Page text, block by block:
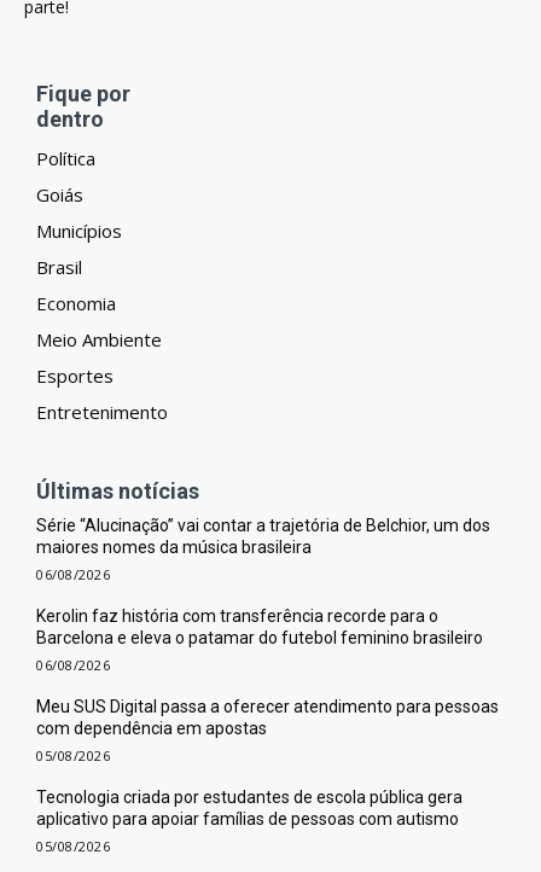
parte!
Fique por
dentro
Política
Goiás
Municípios
Brasil
Economia
Meio Ambiente
Esportes
Entretenimento
Últimas notícias
Série “Alucinação” vai contar a trajetória de Belchior, um dos
maiores nomes da música brasileira
06/08/2026
Kerolin faz história com transferência recorde para o
Barcelona e eleva o patamar do futebol feminino brasileiro
06/08/2026
Meu SUS Digital passa a oferecer atendimento para pessoas
com dependência em apostas
05/08/2026
Tecnologia criada por estudantes de escola pública gera
aplicativo para apoiar famílias de pessoas com autismo
05/08/2026